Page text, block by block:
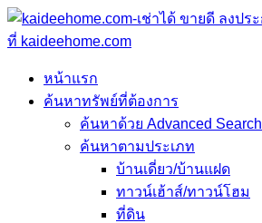
หน้าแรก
ค้นหาทรัพย์ที่ต้องการ
ค้นหาด้วย Advanced Search
ค้นหาตามประเภท
บ้านเดี่ยว/บ้านแฝด
ทาวน์เฮ้าส์/ทาวน์โฮม
ที่ดิน